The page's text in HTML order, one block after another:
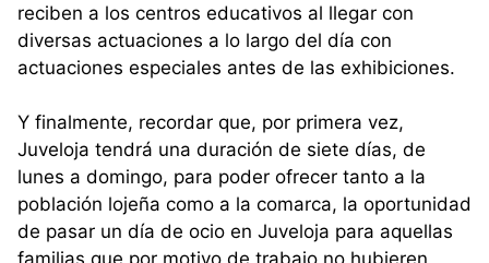
reciben a los centros educativos al llegar con
diversas actuaciones a lo largo del día con
actuaciones especiales antes de las exhibiciones.
Y finalmente, recordar que, por primera vez,
Juveloja tendrá una duración de siete días, de
lunes a domingo, para poder ofrecer tanto a la
población lojeña como a la comarca, la oportunidad
de pasar un día de ocio en Juveloja para aquellas